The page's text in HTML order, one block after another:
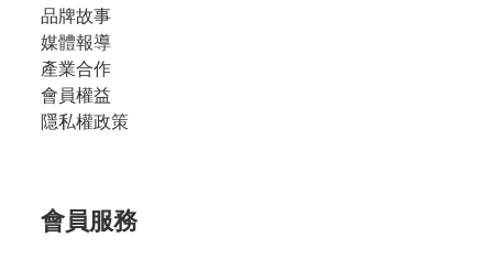
品牌故事
媒體報導
產業合作
會員權益
隱私權政策
會員服務